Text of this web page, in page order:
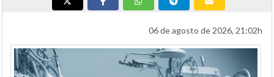
06 de agosto de 2026, 21:02h